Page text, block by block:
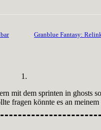
Granblue Fantasy:
mit dem sprinten in
fragen könnte es an